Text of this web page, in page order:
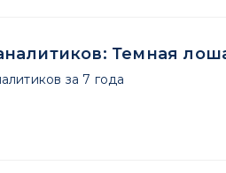
Темная
за 7 года